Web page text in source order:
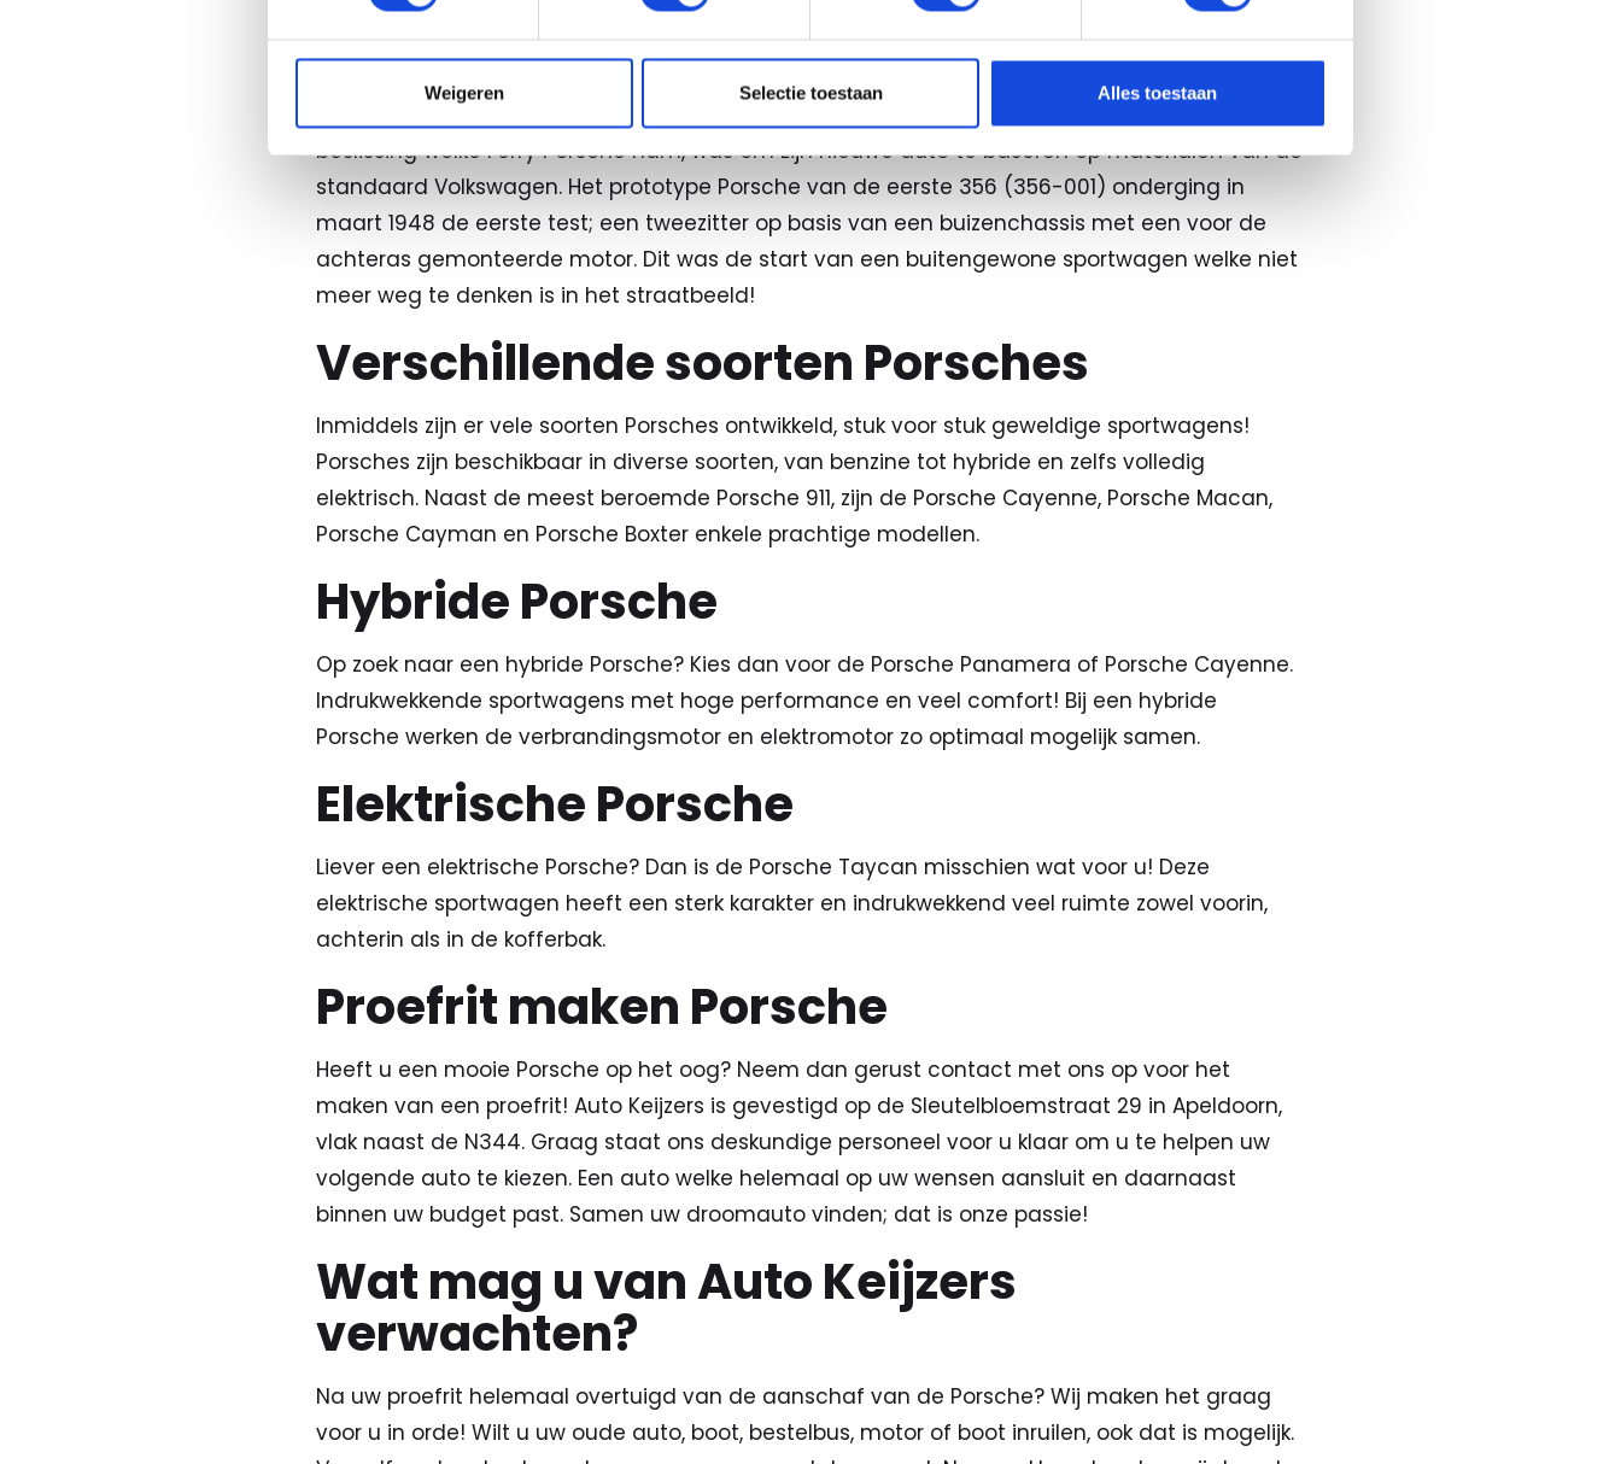
Weigeren Selectie toestaan Alles toestaan
Hoe is de Porsche ontstaan?
beslissing welke Ferry Porsche nam, was om zijn nieuwe auto te baseren op materialen van de
standaard Volkswagen. Het prototype Porsche van de eerste 356 (356-001) onderging in
maart 1948 de eerste test; een tweezitter op basis van een buizenchassis met een voor de
achteras gemonteerde motor. Dit was de start van een buitengewone sportwagen welke niet
meer weg te denken is in het straatbeeld!
Verschillende soorten Porsches
Inmiddels zijn er vele soorten Porsches ontwikkeld, stuk voor stuk geweldige sportwagens!
Porsches zijn beschikbaar in diverse soorten, van benzine tot hybride en zelfs volledig
elektrisch. Naast de meest beroemde Porsche 911, zijn de Porsche Cayenne, Porsche Macan,
Porsche Cayman en Porsche Boxter enkele prachtige modellen.
Hybride Porsche
Op zoek naar een hybride Porsche? Kies dan voor de Porsche Panamera of Porsche Cayenne.
Indrukwekkende sportwagens met hoge performance en veel comfort! Bij een hybride
Porsche werken de verbrandingsmotor en elektromotor zo optimaal mogelijk samen.
Elektrische Porsche
Liever een elektrische Porsche? Dan is de Porsche Taycan misschien wat voor u! Deze
elektrische sportwagen heeft een sterk karakter en indrukwekkend veel ruimte zowel voorin,
achterin als in de kofferbak.
Proefrit maken Porsche
Heeft u een mooie Porsche op het oog? Neem dan gerust contact met ons op voor het
maken van een proefrit! Auto Keijzers is gevestigd op de Sleutelbloemstraat 29 in Apeldoorn,
vlak naast de N344. Graag staat ons deskundige personeel voor u klaar om u te helpen uw
volgende auto te kiezen. Een auto welke helemaal op uw wensen aansluit en daarnaast
binnen uw budget past. Samen uw droomauto vinden; dat is onze passie!
Wat mag u van Auto Keijzers
verwachten?
Na uw proefrit helemaal overtuigd van de aanschaf van de Porsche? Wij maken het graag
voor u in orde! Wilt u uw oude auto, boot, bestelbus, motor of boot inruilen, ook dat is mogelijk.